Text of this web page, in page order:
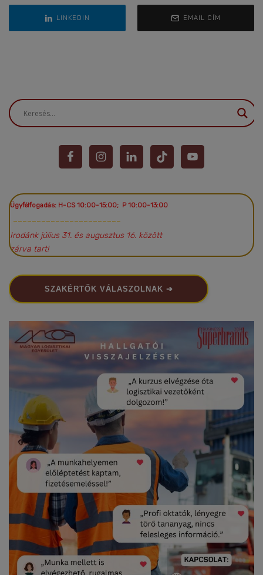
LINKEDIN EMAIL CÍM
Ügyfélfogadás: H-CS 10:00-15:00; P 10:00-13:00
~~~~~~~~~~~~~~~~~~~~~~~
Irodánk július 31. és augusztus 16. között
zárva tart!
SZAKÉRTŐK VÁLASZOLNAK ➔